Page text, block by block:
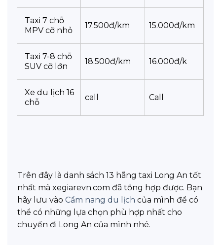
Taxi 7 chỗ
MPV cỡ nhỏ
17.500đ/km 15.000đ/km
Taxi 7-8 chỗ
SUV cỡ lớn
18.500đ/km 16.000đ/k
Xe du lịch 16
chỗ
call Call
Trên đây là danh sách 13 hãng taxi Long An tốt
nhất mà xegiarevn.com đã tổng hợp được. Bạn
hãy lưu vào Cẩm nang du lịch của mình để có
thể có những lựa chọn phù hợp nhất cho
chuyến đi Long An của mình nhé.